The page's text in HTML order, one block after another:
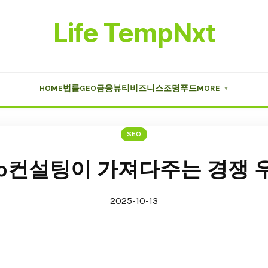
Life TempNxt
HOME법률GEO금융뷰티 비즈니스조명푸드MORE ▼
SEO
컨설팅이 가져다주는 경쟁
2025-10-13